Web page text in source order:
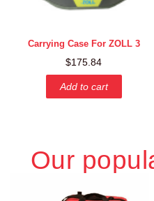
Carrying Case For ZOLL 3
$175.84
Add to cart
Our